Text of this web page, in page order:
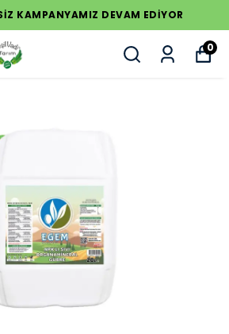
KAMPANYAMIZ DEVAM EDİYOR
0